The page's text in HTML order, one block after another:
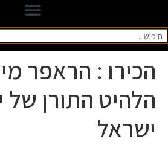
הכירו : הראפר
הלהיט התורן של
ישראל